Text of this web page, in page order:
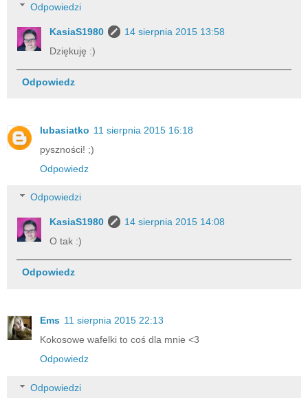
Odpowiedzi
KasiaS1980
14 sierpnia 2015 13:58
Dziękuję :)
Odpowiedz
lubasiatko 11 sierpnia 2015 16:18
pyszności! ;)
Odpowiedz
Odpowiedzi
KasiaS1980
14 sierpnia 2015 14:08
O tak :)
Odpowiedz
Ems 11 sierpnia 2015 22:13
Kokosowe wafelki to coś dla mnie <3
Odpowiedz
Odpowiedzi